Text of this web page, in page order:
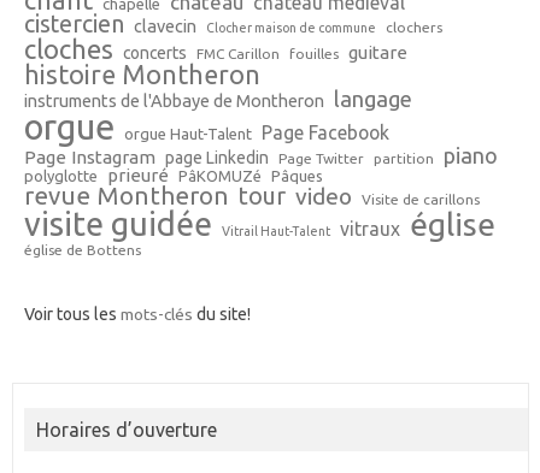
chapelle
cistercien clavecin Clocher maison de commune clochers
cloches concerts FMC Carillon fouilles guitare
histoire Montheron
instruments de l'Abbaye de Montheron langage
orgue orgue Haut-Talent Page Facebook
Page Instagram page Linkedin Page Twitter partition piano
polyglotte prieuré PâKOMUZé Pâques
revue Montheron tour video Visite de carillons
visite guidée Vitrail Haut-Talent vitraux église
église de Bottens
Voir tous les mots-clés du site!
Horaires d’ouverture